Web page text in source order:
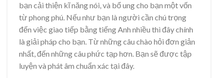
bạn cải thiện kĩ năng nói, và bổ ung cho bạn một vốn
từ phong phú. Nếu như bạn là người cần chú trọng
đến việc giao tiếp bằng tiếng Anh nhiều thì đây chính
là giải pháp cho bạn. Từ những câu chào hỏi đơn giản
nhất, đến những câu phức tạp hơn. Bạn sẽ được tập
luyện và phát âm chuẩn xác tại đây.